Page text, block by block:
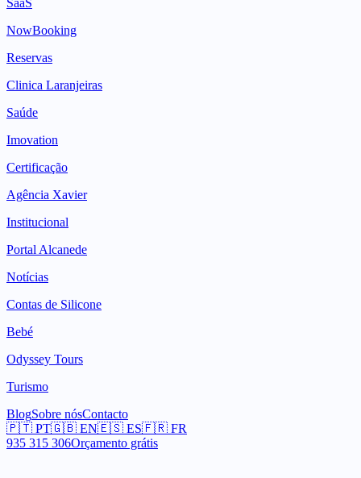
SaaS
NowBooking
Reservas
Clinica Laranjeiras
Saúde
Imovation
Certificação
Agência Xavier
Institucional
Portal Alcanede
Notícias
Contas de Silicone
Bebé
Odyssey Tours
Turismo
BlogSobre nósContacto
🇵🇹 PT🇬🇧 EN🇪🇸 ES🇫🇷 FR
935 315 306Orçamento grátis